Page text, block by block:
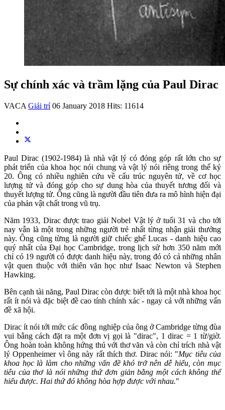
Sự chính xác và trầm lặng của Paul Dirac
VACA Giải trí 06 January 2018 Hits: 11614
Paul Dirac (1902-1984) là nhà vật lý có đóng góp rất lớn cho sự
phát triển của khoa học nói chung và vật lý nói riêng trong thế kỷ
20. Ông có nhiều nghiên cứu về cấu trúc nguyên tử, về cơ học
lượng tử và đóng góp cho sự dung hòa của thuyết tương đối và
thuyết lượng tử. Ông cũng là người đầu tiên đưa ra mô hình hiện đại
của phản vật chất trong vũ trụ.
Năm 1933, Dirac được trao giải Nobel Vật lý ở tuổi 31 và cho tới
nay vẫn là một trong những người trẻ nhất từng nhận giải thưởng
này. Ông cũng từng là người giữ chiếc ghế Lucas - danh hiệu cao
quý nhất của Đại học Cambridge, trong lịch sử hơn 350 năm mới
chỉ có 19 người có được danh hiệu này, trong đó có cả những nhân
vật quen thuộc với thiên văn học như Isaac Newton và Stephen
Hawking.
Bên cạnh tài năng, Paul Dirac còn được biết tới là một nhà khoa học
rất ít nói và đặc biệt đề cao tính chính xác - ngay cả với những vấn
đề xã hội.
Dirac ít nói tới mức các đồng nghiệp của ông ở Cambridge từng đùa
vui bằng cách đặt ra một đơn vị gọi là "dirac", 1 dirac = 1 từ/giờ.
Ông hoàn toàn không hứng thú với thơ văn và còn chỉ trích nhà vật
lý Oppenheimer vì ông này rất thích thơ. Dirac nói: "Mục tiêu của
khoa học là làm cho những vấn đề khó trở nên dễ hiểu, còn mục
tiêu của thơ là nói những thứ đơn giản bằng một cách không thể
hiểu được. Hai thứ đó không hòa hợp được với nhau."